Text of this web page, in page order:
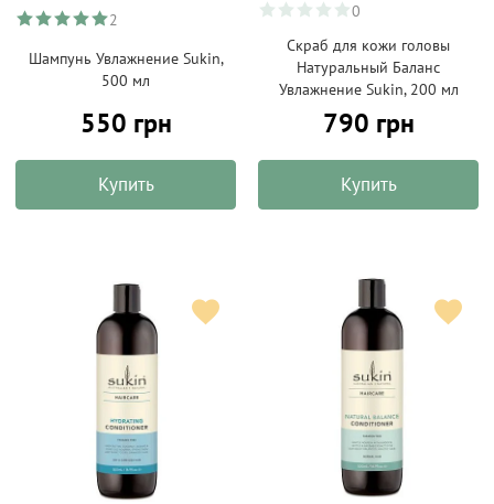
2
Шампунь Увлажнение Sukin,
500 мл
550 грн
Купить
0
Скраб для кожи головы
Натуральный Баланс
Увлажнение Sukin, 200 мл
790 грн
Купить